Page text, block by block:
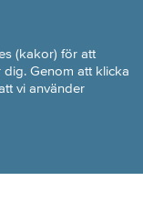
(kakor) för att
Genom att klicka
vi använder